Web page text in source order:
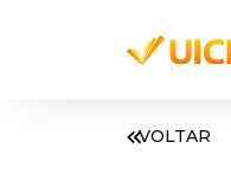
VOLTAR